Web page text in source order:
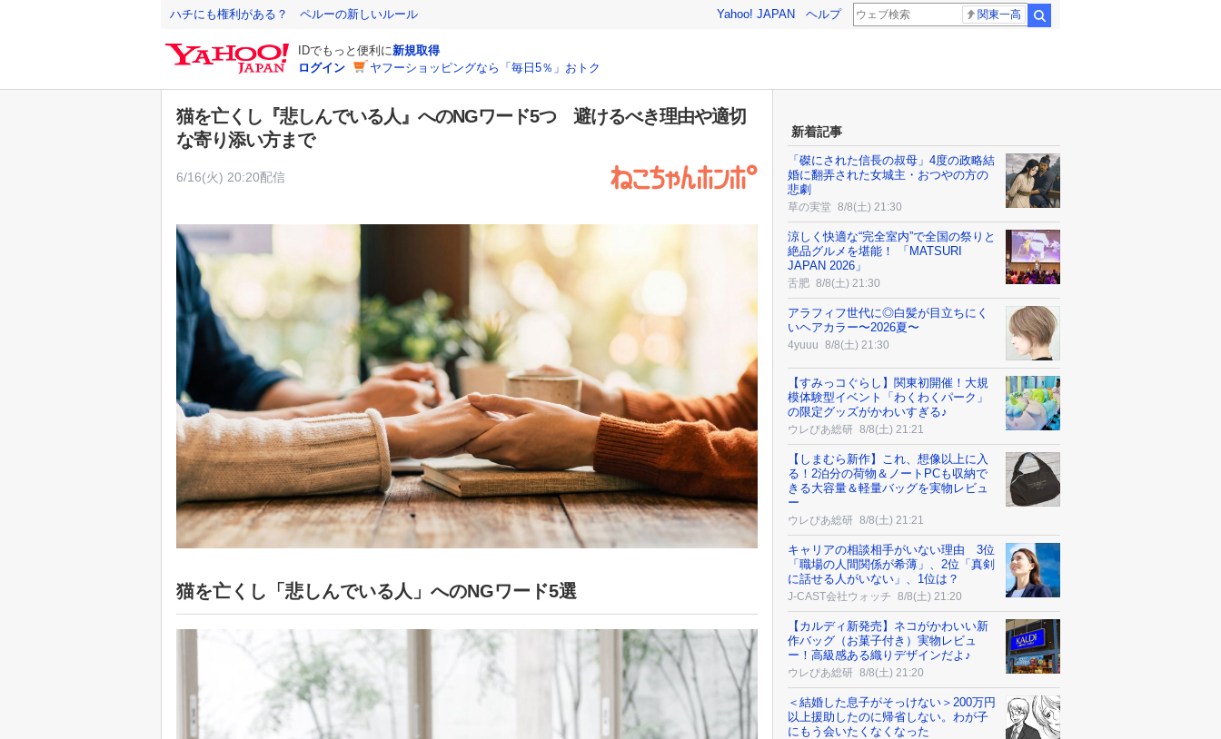
ハチにも権利がある？ ペルーの新しいルール Yahoo! JAPAN ヘルプ 関東一高
IDでもっと便利に新規取得
ログイン
ヤフーショッピングなら「毎日5％」おトク
猫を亡くし『悲しんでいる人』へのNGワード5つ 避けるべき理由や適切
な寄り添い方まで
6/16(火) 20:20配信
猫を亡くし「悲しんでいる人」へのNGワード5選
新着記事
「磔にされた信長の叔母」4度の政略結
婚に翻弄された女城主・おつやの方の
悲劇
草の実堂 8/8(土) 21:30
涼しく快適な“完全室内”で全国の祭りと
絶品グルメを堪能！ 「MATSURI
JAPAN 2026」
舌肥 8/8(土) 21:30
アラフィフ世代に◎白髪が目立ちにく
いヘアカラー〜2026夏〜
4yuuu 8/8(土) 21:30
【すみっコぐらし】関東初開催！大規
模体験型イベント「わくわくパーク」
の限定グッズがかわいすぎる♪
ウレぴあ総研 8/8(土) 21:21
【しまむら新作】これ、想像以上に入
る！2泊分の荷物＆ノートPCも収納で
きる大容量＆軽量バッグを実物レビュ
ー
ウレぴあ総研 8/8(土) 21:21
キャリアの相談相手がいない理由 3位
「職場の人間関係が希薄」、2位「真剣
に話せる人がいない」、1位は？
J-CAST会社ウォッチ 8/8(土) 21:20
【カルディ新発売】ネコがかわいい新
作バッグ（お菓子付き）実物レビュ
ー！高級感ある織りデザインだよ♪
ウレぴあ総研 8/8(土) 21:20
＜結婚した息子がそっけない＞200万円
以上援助したのに帰省しない。わが子
にもう会いたくなくなった